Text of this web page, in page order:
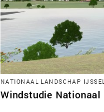
NATIONAAL LANDSCHAP
Windstudie